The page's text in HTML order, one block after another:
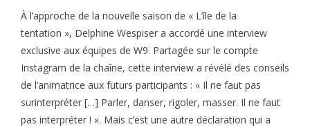
À l’approche de la nouvelle saison de « L’île de la
tentation », Delphine Wespiser a accordé une interview
exclusive aux équipes de W9. Partagée sur le compte
Instagram de la chaîne, cette interview a révélé des conseils
de l’animatrice aux futurs participants : « Il ne faut pas
surinterpréter […] Parler, danser, rigoler, masser. Il ne faut
pas interpréter ! ». Mais c’est une autre déclaration qui a